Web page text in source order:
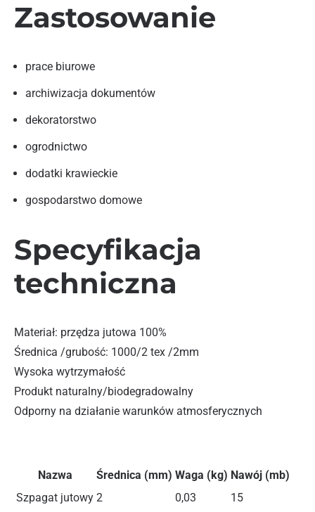
Zastosowanie
prace biurowe
archiwizacja dokumentów
dekoratorstwo
ogrodnictwo
dodatki krawieckie
gospodarstwo domowe
Specyfikacja
techniczna
Materiał: przędza jutowa 100%
Średnica /grubość: 1000/2 tex /2mm
Wysoka wytrzymałość
Produkt naturalny/biodegradowalny
Odporny na działanie warunków atmosferycznych
Nazwa Średnica (mm) Waga (kg) Nawój (mb)
Szpagat jutowy 2 0,03
15